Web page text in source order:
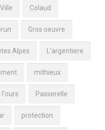
Colaud
Gros oeuvre
Alpes L'argentiere
mithieux
l'ours Passerelle
protection